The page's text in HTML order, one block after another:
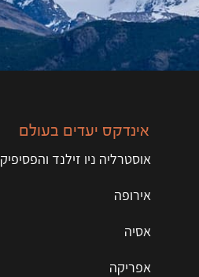
אינדקס יעדים בעולם
אוסטרליה ניו זילנד והפסיפיק
אירופה
אסיה
אפריקה